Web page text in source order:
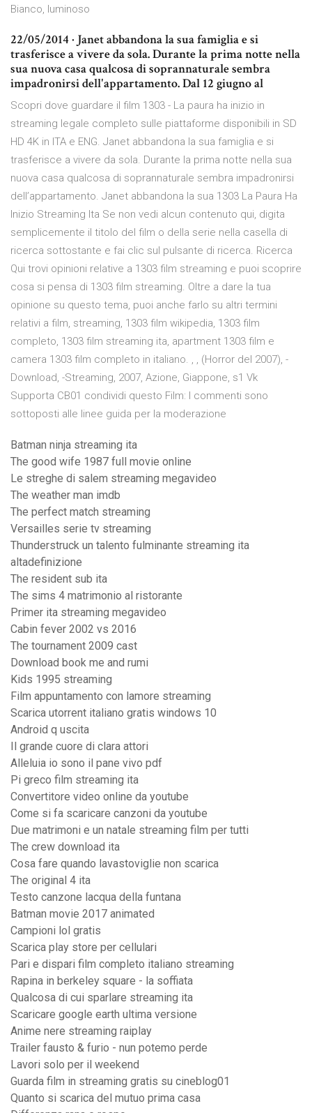
Bianco, luminoso
22/05/2014 · Janet abbandona la sua famiglia e si
trasferisce a vivere da sola. Durante la prima notte nella
sua nuova casa qualcosa di soprannaturale sembra
impadronirsi dell'appartamento. Dal 12 giugno al
Scopri dove guardare il film 1303 - La paura ha inizio in
streaming legale completo sulle piattaforme disponibili in SD
HD 4K in ITA e ENG. Janet abbandona la sua famiglia e si
trasferisce a vivere da sola. Durante la prima notte nella sua
nuova casa qualcosa di soprannaturale sembra impadronirsi
dell’appartamento. Janet abbandona la sua 1303 La Paura Ha
Inizio Streaming Ita Se non vedi alcun contenuto qui, digita
semplicemente il titolo del film o della serie nella casella di
ricerca sottostante e fai clic sul pulsante di ricerca. Ricerca
Qui trovi opinioni relative a 1303 film streaming e puoi scoprire
cosa si pensa di 1303 film streaming. Oltre a dare la tua
opinione su questo tema, puoi anche farlo su altri termini
relativi a film, streaming, 1303 film wikipedia, 1303 film
completo, 1303 film streaming ita, apartment 1303 film e
camera 1303 film completo in italiano. , , (Horror del 2007), -
Download, -Streaming, 2007, Azione, Giappone, s1 Vk
Supporta CB01 condividi questo Film: I commenti sono
sottoposti alle linee guida per la moderazione
Batman ninja streaming ita
The good wife 1987 full movie online
Le streghe di salem streaming megavideo
The weather man imdb
The perfect match streaming
Versailles serie tv streaming
Thunderstruck un talento fulminante streaming ita
altadefinizione
The resident sub ita
The sims 4 matrimonio al ristorante
Primer ita streaming megavideo
Cabin fever 2002 vs 2016
The tournament 2009 cast
Download book me and rumi
Kids 1995 streaming
Film appuntamento con lamore streaming
Scarica utorrent italiano gratis windows 10
Android q uscita
Il grande cuore di clara attori
Alleluia io sono il pane vivo pdf
Pi greco film streaming ita
Convertitore video online da youtube
Come si fa scaricare canzoni da youtube
Due matrimoni e un natale streaming film per tutti
The crew download ita
Cosa fare quando lavastoviglie non scarica
The original 4 ita
Testo canzone lacqua della funtana
Batman movie 2017 animated
Campioni lol gratis
Scarica play store per cellulari
Pari e dispari film completo italiano streaming
Rapina in berkeley square - la soffiata
Qualcosa di cui sparlare streaming ita
Scaricare google earth ultima versione
Anime nere streaming raiplay
Trailer fausto & furio - nun potemo perde
Lavori solo per il weekend
Guarda film in streaming gratis su cineblog01
Quanto si scarica del mutuo prima casa